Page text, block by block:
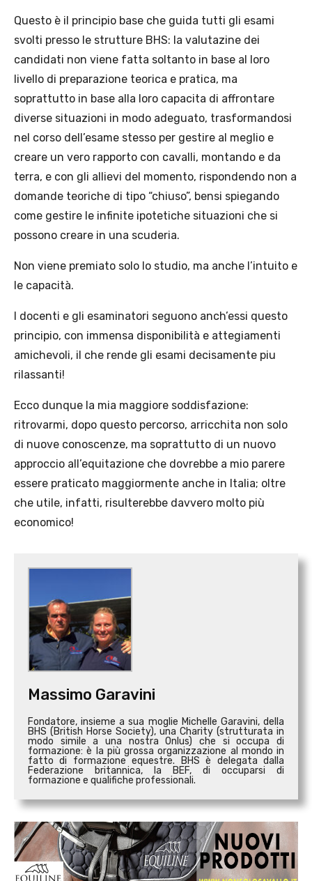
Questo è il principio base che guida tutti gli esami
svolti presso le strutture BHS: la valutazine dei
candidati non viene fatta soltanto in base al loro
livello di preparazione teorica e pratica, ma
soprattutto in base alla loro capacita di affrontare
diverse situazioni in modo adeguato, trasformandosi
nel corso dell’esame stesso per gestire al meglio e
creare un vero rapporto con cavalli, montando e da
terra, e con gli allievi del momento, rispondendo non a
domande teoriche di tipo “chiuso”, bensi spiegando
come gestire le infinite ipotetiche situazioni che si
possono creare in una scuderia.
Non viene premiato solo lo studio, ma anche l’intuito e
le capacità.
I docenti e gli esaminatori seguono anch’essi questo
principio, con immensa disponibilità e attegiamenti
amichevoli, il che rende gli esami decisamente piu
rilassanti!
Ecco dunque la mia maggiore soddisfazione:
ritrovarmi, dopo questo percorso, arricchita non solo
di nuove conoscenze, ma soprattutto di un nuovo
approccio all’equitazione che dovrebbe a mio parere
essere praticato maggiormente anche in Italia; oltre
che utile, infatti, risulterebbe davvero molto più
economico!
Massimo Garavini
Fondatore, insieme a sua moglie Michelle Garavini, della
BHS (British Horse Society), una Charity (strutturata in
modo simile a una nostra Onlus) che si occupa di
formazione: è la più grossa organizzazione al mondo in
fatto di formazione equestre. BHS è delegata dalla
Federazione britannica, la BEF, di occuparsi di
formazione e qualifiche professionali.